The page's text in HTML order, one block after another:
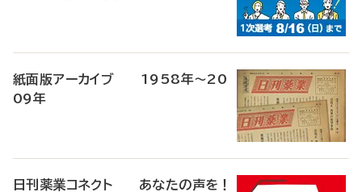
紙面版アーカイブ 1958年～20
09年
日刊薬業コネクト あなたの声を！